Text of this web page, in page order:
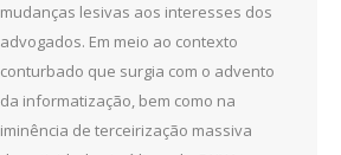
mudanças lesivas aos interesses dos
advogados. Em meio ao contexto
conturbado que surgia com o advento
da informatização, bem como na
iminência de terceirização massiva